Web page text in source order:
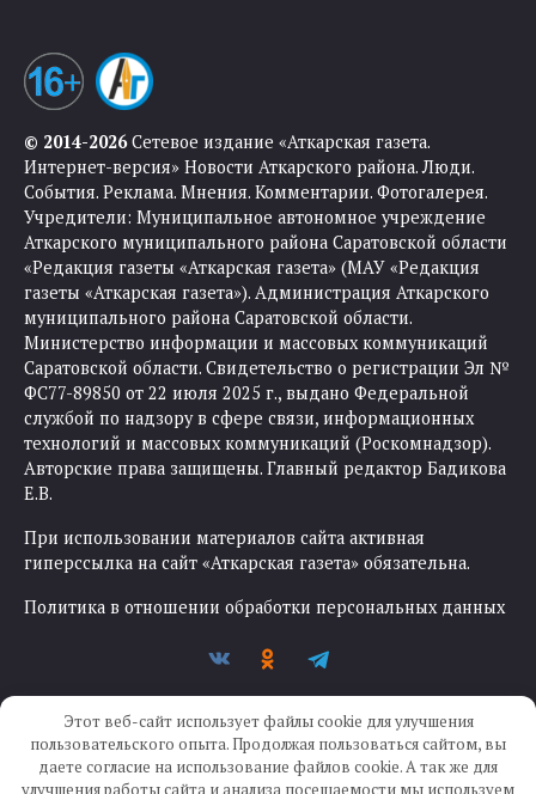
© 2014-2026Сетевое издание «Аткарская газета.
Интернет-версия» Новости Аткарского района. Люди.
События. Реклама. Мнения. Комментарии. Фотогалерея.
Учредители: Муниципальное автономное учреждение
Аткарского муниципального района Саратовской области
«Редакция газеты «Аткарская газета» (МАУ «Редакция
газеты «Аткарская газета»). Администрация Аткарского
муниципального района Саратовской области.
Министерство информации и массовых коммуникаций
Саратовской области. Свидетельство о регистрации Эл №
ФС77-89850 от 22 июля 2025 г., выдано Федеральной
службой по надзору в сфере связи, информационных
технологий и массовых коммуникаций (Роскомнадзор).
Авторские права защищены. Главный редактор Бадикова
Е.В.
При использовании материалов сайта активная
гиперссылка на сайт «Аткарская газета» обязательна.
Политика в отношении обработки персональных данных
Этот веб-сайт использует файлы cookie для улучшения
пользовательского опыта. Продолжая пользоваться сайтом, вы
даете согласие на использование файлов cookie. А так же для
улучшения работы сайта и анализа посещаемости мы используем